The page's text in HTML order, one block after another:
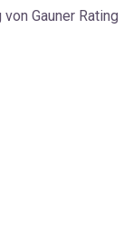
Gauner Rating